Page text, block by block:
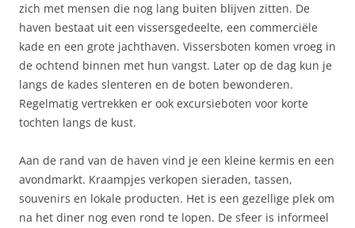
zich met mensen die nog lang buiten blijven zitten. De
haven bestaat uit een vissersgedeelte, een commerciële
kade en een grote jachthaven. Vissersboten komen vroeg in
de ochtend binnen met hun vangst. Later op de dag kun je
langs de kades slenteren en de boten bewonderen.
Regelmatig vertrekken er ook excursieboten voor korte
tochten langs de kust.
Aan de rand van de haven vind je een kleine kermis en een
avondmarkt. Kraampjes verkopen sieraden, tassen,
souvenirs en lokale producten. Het is een gezellige plek om
na het diner nog even rond te lopen. De sfeer is informeel